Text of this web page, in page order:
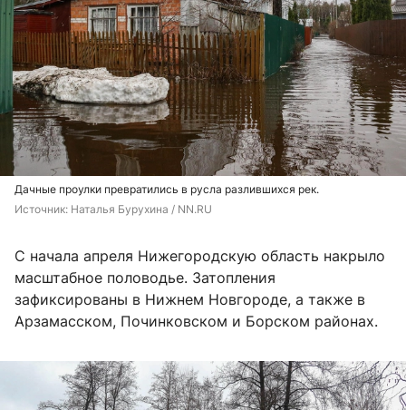
Дачные проулки превратились в русла разлившихся рек.
Источник: Наталья Бурухина / NN.RU
С начала апреля Нижегородскую область накрыло
масштабное половодье. Затопления
зафиксированы в Нижнем Новгороде, а также в
Арзамасском, Починковском и Борском районах.